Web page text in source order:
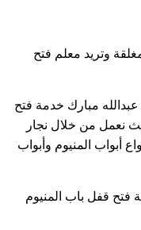
وتريد معلم فتح
مبارك خدمة فتح
نعمل من خلال نجار
أبواب المنيوم وأبواب
فتح قفل باب المنيوم